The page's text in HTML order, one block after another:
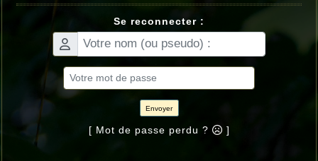
Se reconnecter :
Envoyer
[ Mot de passe perdu ? ]